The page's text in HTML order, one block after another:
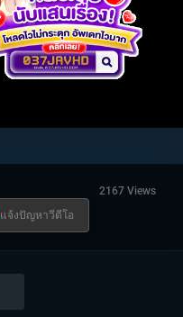
2167 Views
แจ้งปัญหาวีดีโอ